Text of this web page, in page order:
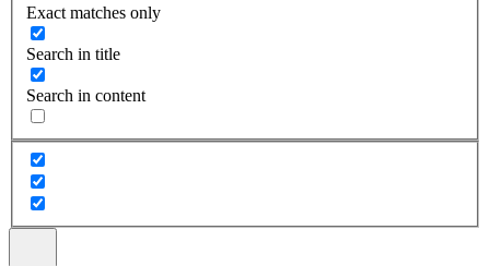
Exact matches only
Search in title
Search in content